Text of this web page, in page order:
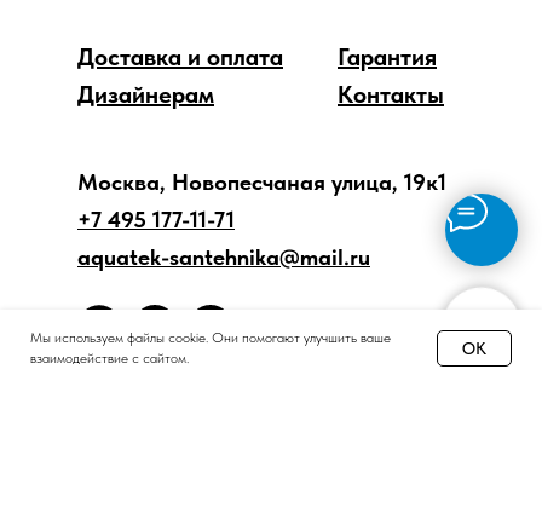
Мы используем файлы cookie. Они помогают улучшить ваше
взаимодействие с сайтом.
OK
Дизайнерам
Доставка и оплата
Гарантия
Контакты
Москва, Новопесчаная улица, 19к1
+7 495 177-11-71
aquatek-santehnika@mail.ru